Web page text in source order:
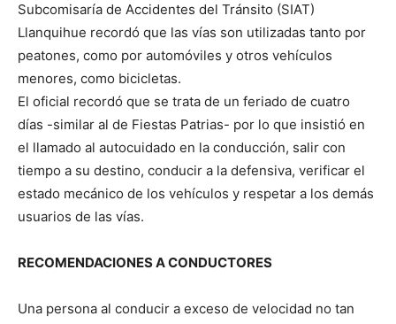
Subcomisaría de Accidentes del Tránsito (SIAT)
Llanquihue recordó que las vías son utilizadas tanto por
peatones, como por automóviles y otros vehículos
menores, como bicicletas.
El oficial recordó que se trata de un feriado de cuatro
días -similar al de Fiestas Patrias- por lo que insistió en
el llamado al autocuidado en la conducción, salir con
tiempo a su destino, conducir a la defensiva, verificar el
estado mecánico de los vehículos y respetar a los demás
usuarios de las vías.
RECOMENDACIONES A CONDUCTORES
Una persona al conducir a exceso de velocidad no tan